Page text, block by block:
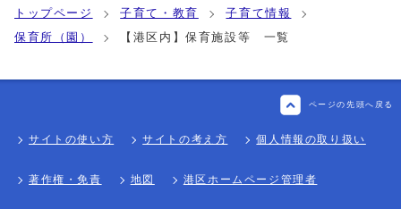
トップページ 子育て・教育
子育て情報
保育所（園）
【港区内】保育施設等 一覧
ページの先頭へ戻る
サイトの使い方 サイトの考え方 個人情報の取り扱い
著作権・免責 地図 港区ホームページ管理者